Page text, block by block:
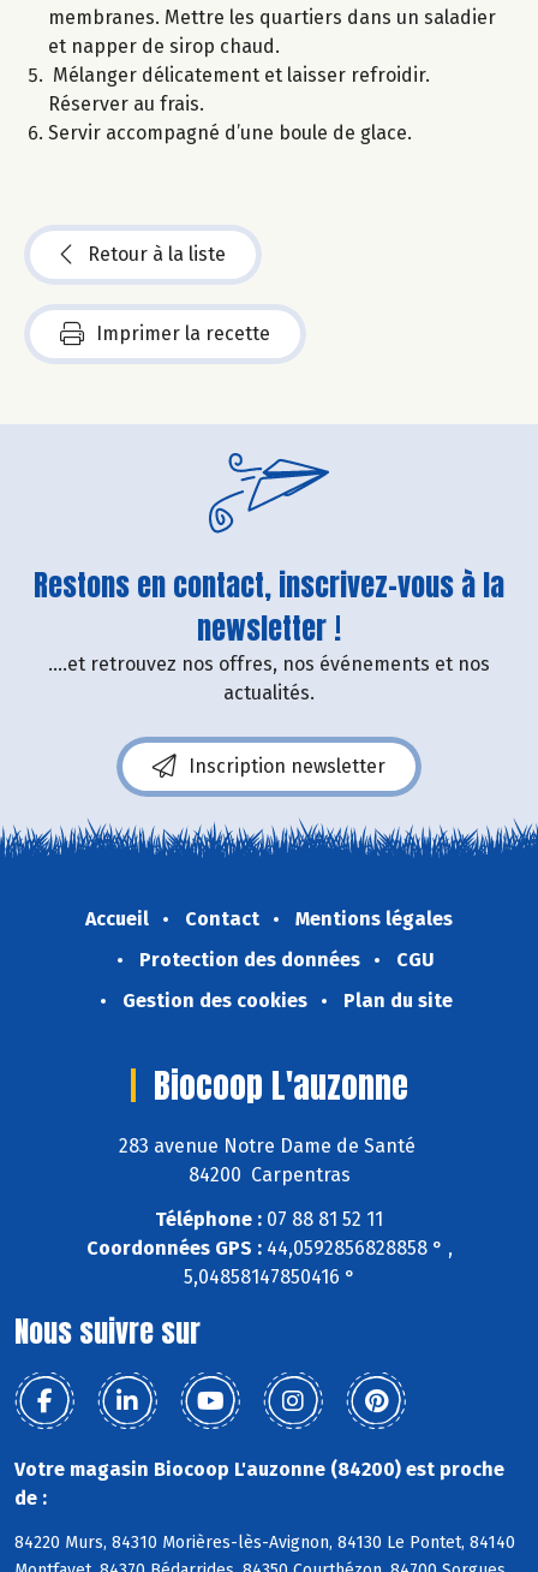
membranes. Mettre les quartiers dans un saladier
et napper de sirop chaud.
Mélanger délicatement et laisser refroidir.
Réserver au frais.
Servir accompagné d’une boule de glace.
Retour à la liste
Imprimer la recette
Restons en contact, inscrivez-vous à la
newsletter !
....et retrouvez nos offres, nos événements et nos
actualités.
Inscription newsletter
Accueil Contact
Mentions légales
Protection des données
CGU
Gestion des cookies
Plan du site
Biocoop L'auzonne
283 avenue Notre Dame de Santé
84200 Carpentras
Téléphone : 07 88 81 52 11
Coordonnées GPS :44,0592856828858 ° ,
5,04858147850416 °
Nous suivre sur
Votre magasin Biocoop L'auzonne (84200) est proche
de :
84220 Murs, 84310 Morières-lès-Avignon, 84130 Le Pontet, 84140